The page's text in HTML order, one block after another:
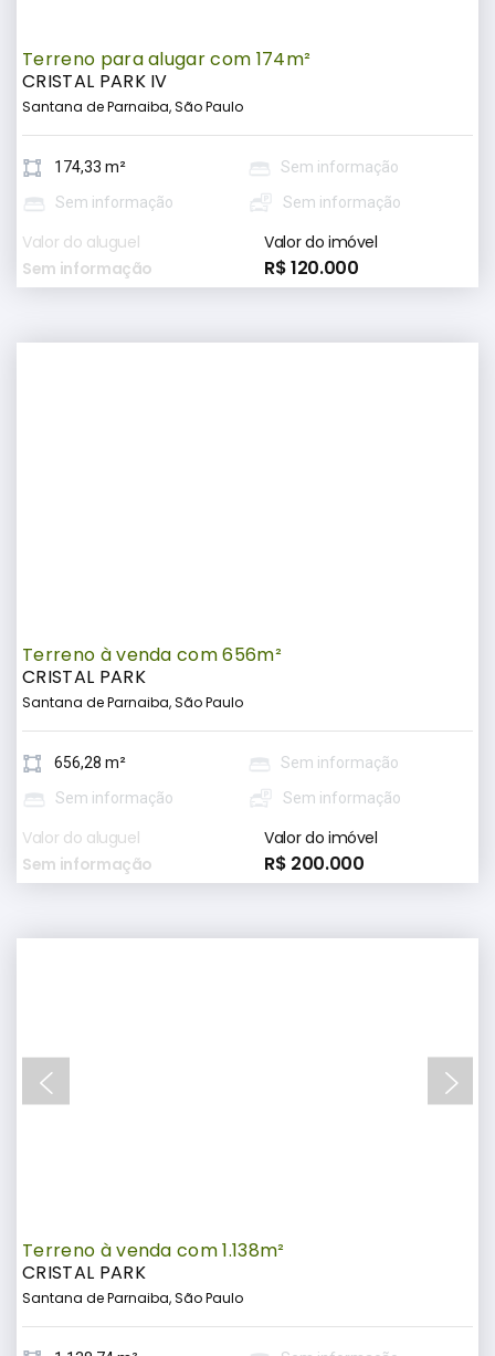
Terreno para alugar com 174m²
CRISTAL PARK IV
Santana de Parnaiba, São Paulo
174,33 m²
Sem informação
Sem informação
Sem informação
Valor do aluguel
Sem informação
Valor do imóvel
R$ 120.000
Terreno à venda com 656m²
CRISTAL PARK
Santana de Parnaiba, São Paulo
656,28 m²
Sem informação
Sem informação
Sem informação
Valor do aluguel
Sem informação
Valor do imóvel
R$ 200.000
Terreno à venda com 1.138m²
CRISTAL PARK
Santana de Parnaiba, São Paulo